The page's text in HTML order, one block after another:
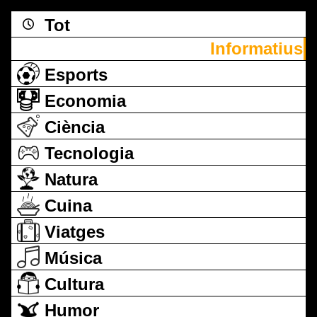
Tot
Informatius
Esports
Economia
Ciència
Tecnologia
Natura
Cuina
Viatges
Música
Cultura
Humor